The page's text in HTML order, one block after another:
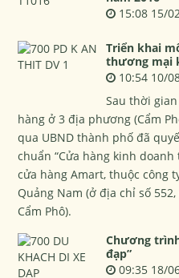
15:08 15/
Triển khai
thương mại
10:54 10/
Sau thời
hàng ở 3 địa phương (Cẩm
qua UBND thành phố đã
chuẩn “Cửa hàng kinh
cửa hàng Amart, thuộc công
Quảng Nam (ở địa chỉ số
Cẩm Phô).
Chương
đạp”
09:35 18/